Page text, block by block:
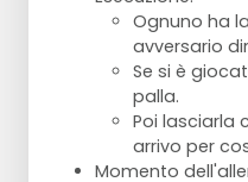
Ognuno ha
avversario
Se si è
palla.
Poi lasciarla
arrivo per
Momento